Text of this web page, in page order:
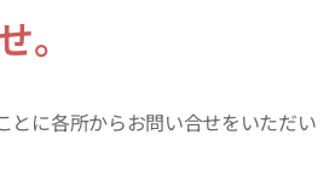
。
とに各所からお問い合せをいただい